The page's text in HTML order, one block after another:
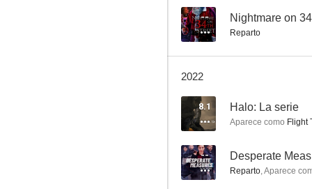
-- Nightmare on
Reparto
2022
8.1 Halo: La serie
Aparece como Flight
-- Desperate
Reparto,Aparece